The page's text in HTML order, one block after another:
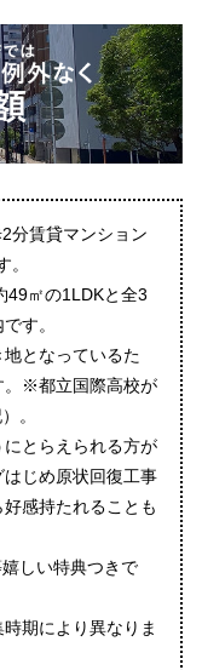
分賃貸マンション
。
49㎡の1LDKと全3
す。
となっているた
。※都立国際高校が
。
とらえられる方が
じめ原状回復工事
感持たれることも
しい特典つきで
期により異なりま